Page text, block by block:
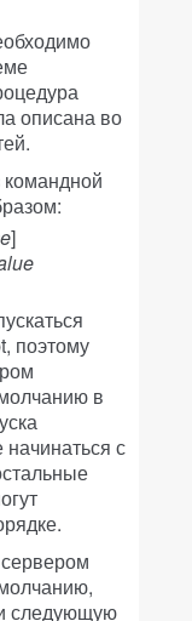
описана во
командной
]
поэтому
в
с
следующую